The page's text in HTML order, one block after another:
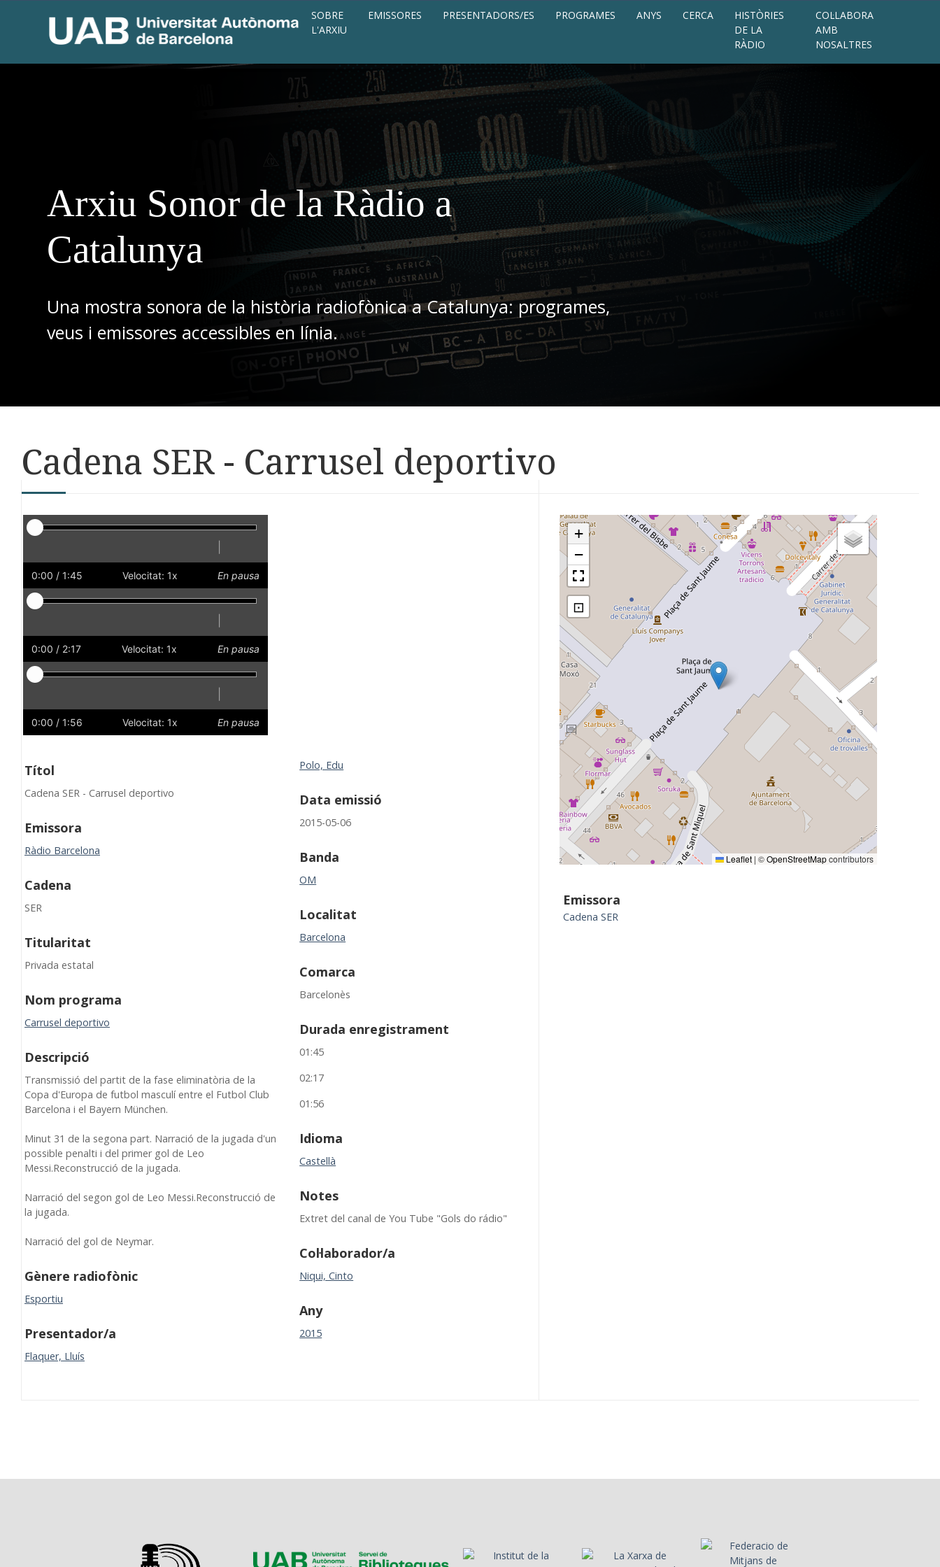
SOBRE
L'ARXIU
EMISSORES PRESENTADORS/ES PROGRAMES ANYS CERCA
HISTÒRIES
DE LA
RÀDIO
COL·LABORA
AMB
NOSALTRES
Arxiu Sonor de la Ràdio a
Catalunya
Una mostra sonora de la història radiofònica a Catalunya: programes,
veus i emissores accessibles en línia.
Cadena SER - Carrusel deportivo
Reproductor
Lent
0:00 / 1:45 Velocitat: 1x En pausa
Reproductor
Lent
0:00 / 2:17 Velocitat: 1x En pausa
Reproductor
Lent
0:00 / 1:56 Velocitat: 1x En pausa
Títol
Cadena SER - Carrusel deportivo
Emissora
Ràdio Barcelona
Cadena
SER
Titularitat
Privada estatal
Nom programa
Carrusel deportivo
Descripció
Transmissió del partit de la fase eliminatòria de la
Copa d'Europa de futbol masculí entre el Futbol Club
Barcelona i el Bayern München.
Minut 31 de la segona part. Narració de la jugada d'un
possible penalti i del primer gol de Leo
Messi.Reconstrucció de la jugada.
Narració del segon gol de Leo Messi.Reconstrucció de
la jugada.
Narració del gol de Neymar.
Gènere radiofònic
Esportiu
Presentador/a
Flaquer, Lluís
Polo, Edu
Data emissió
2015-05-06
Banda
OM
Localitat
Barcelona
Comarca
Barcelonès
Durada enregistrament
01:45
02:17
01:56
Idioma
Castellà
Notes
Extret del canal de You Tube "Gols do rádio"
Col·laborador/a
Niqui, Cinto
Any
2015
+
−
⊡
Leaflet | ©OpenStreetMapcontributors
Emissora
Cadena SER